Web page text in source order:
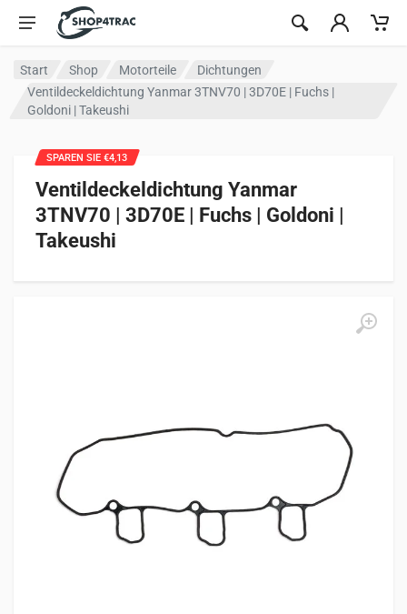
Zum Inhalt springen
Start Shop Motorteile
Dichtungen
Ventildeckeldichtung Yanmar 3TNV70 | 3D70E | Fuchs |
Goldoni | Takeushi
Ventildeckeldichtung Yanmar
3TNV70 | 3D70E | Fuchs | Goldoni |
Takeushi
SPAREN SIE €4,13